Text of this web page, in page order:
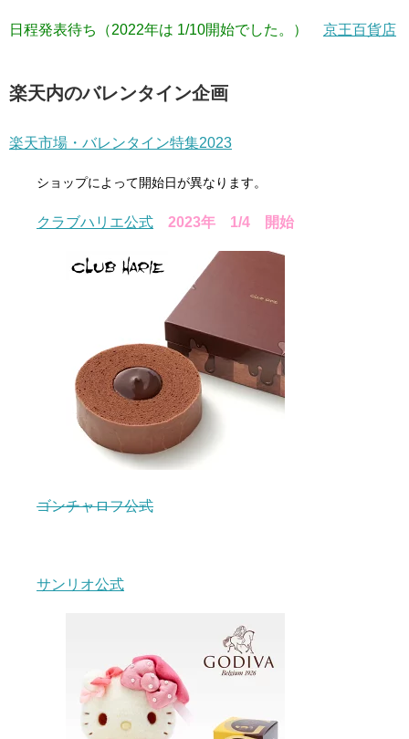
日程発表待ち（2022年は 1/10開始でした。） 京王百貨店
楽天内のバレンタイン企画
楽天市場・バレンタイン特集2023
ショップによって開始日が異なります。
クラブハリエ公式 2023年 1/4 開始
ゴンチャロフ公式
サンリオ公式